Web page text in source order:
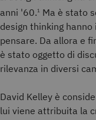
anni '60.1 Ma è stato
design thinking
pensare. Da allora e
è stato oggetto di
rilevanza in diversi
David Kelley è
lui viene attribuita la